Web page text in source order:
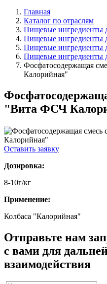
Главная
Каталог по отраслям
Пищевые ингредиенты
Пищевые ингредиенты
Пищевые ингредиенты
Пищевые ингредиенты
Фосфатосодержащая
Калорийная"
"Вита ФСЧ
Оставить заявку
Дозировка:
8-10г/кг
Применение:
Колбаса "Калорийная"
Отправьте нам
с вами для
взаимодействия